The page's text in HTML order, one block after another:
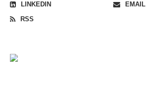
LINKEDIN
EMAIL
RSS